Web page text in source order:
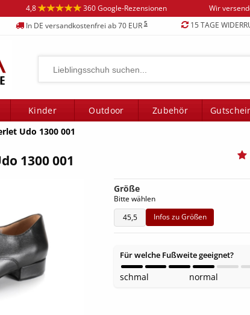
4,8 360 Google-Rezensionen Wir
In DE versandkostenfrei ab 70 EUR5 15 TAGE
Kinder Outdoor Zubehör
Udo 1300 001
1300 001
Größe
Bitte wählen
45,5
Infos zu Größen
Für welche Fußweite geeignet?
schmal normal